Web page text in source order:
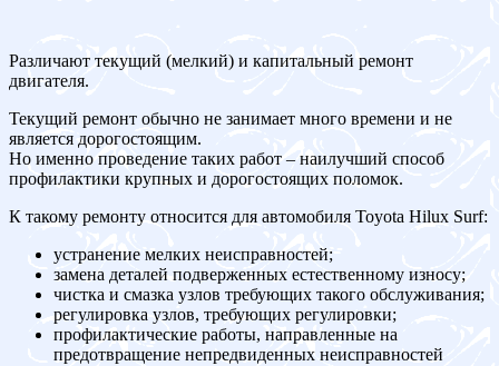
Различают текущий (мелкий) и капитальный ремонт
двигателя.
Текущий ремонт обычно не занимает много времени и не
является дорогостоящим.
Но именно проведение таких работ – наилучший способ
профилактики крупных и дорогостоящих поломок.
К такому ремонту относится для автомобиля Toyota Hilux Surf:
устранение мелких неисправностей;
замена деталей подверженных естественному износу;
чистка и смазка узлов требующих такого обслуживания;
регулировка узлов, требующих регулировки;
профилактические работы, направленные на
предотвращение непредвиденных неисправностей